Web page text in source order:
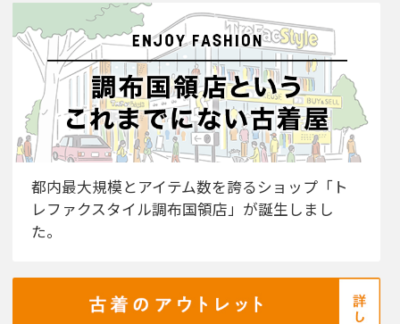
都内最大規模とアイテム数を誇るショップ「ト
レファクスタイル調布国領店」が誕生しまし
た。